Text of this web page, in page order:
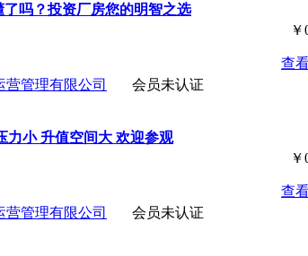
吗？投资厂房您的明智之选
营管理有限公司 会员未认证
￥
查
力小 升值空间大 欢迎参观
营管理有限公司 会员未认证
￥
查